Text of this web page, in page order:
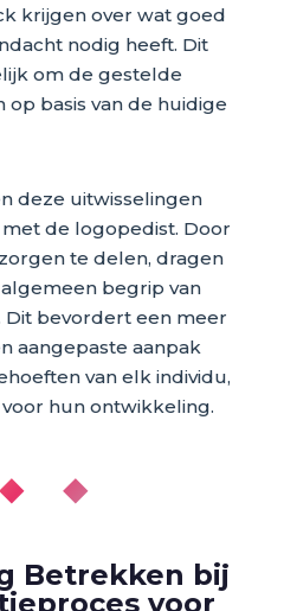
krijgen over wat goed
nodig heeft. Dit
om de gestelde
op basis van de huidige
deze uitwisselingen
de logopedist. Door
te delen, dragen
begrip van
Dit bevordert een meer
aangepaste aanpak
van elk individu,
hun ontwikkeling.
◆
Betrekken bij
voor